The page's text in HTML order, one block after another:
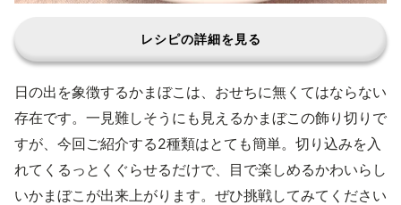
レシピの詳細を見る
日の出を象徴するかまぼこは、おせちに無くてはならない
存在です。一見難しそうにも見えるかまぼこの飾り切りで
すが、今回ご紹介する2種類はとても簡単。切り込みを入
れてくるっとくぐらせるだけで、目で楽しめるかわいらし
いかまぼこが出来上がります。ぜひ挑戦してみてください